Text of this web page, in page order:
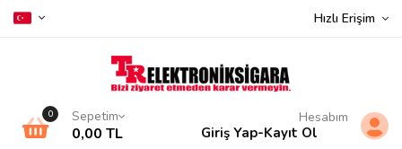
Hızlı Erişim
0 Sepetim
0,00 TL
Hesabım
Giriş Yap-Kayıt Ol